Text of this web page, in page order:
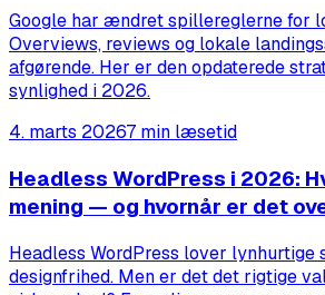
Google har ændret spillereglerne for
Overviews, reviews og lokale
afgørende. Her er den opdaterede
synlighed i 2026.
4. marts 20267 min læsetid
Headless WordPress i 2026:
mening — og hvornår er det
Headless WordPress lover lynhurtige
designfrihed. Men er det det rigtige